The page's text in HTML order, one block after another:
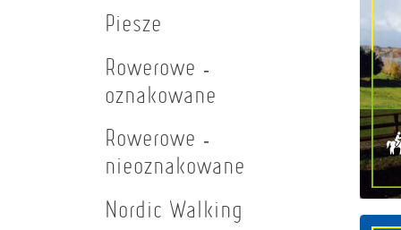
Piesze
Rowerowe -
oznakowane
Rowerowe -
nieoznakowane
Nordic Walking